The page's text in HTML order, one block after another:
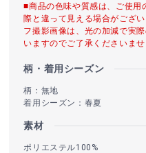
■商品の色味や質感は、ご使用
際と違って見える場合がござ
フ撮影画像は、光の加減で実
いますのでご了承くださいませ
柄・着用シーズン
柄：無地
着用シーズン：春夏
素材
ポリエステル100%